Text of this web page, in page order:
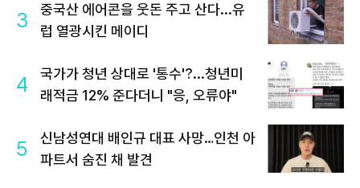
3
중국산 에어콘을 웃돈 주고 산다...유
럽 열광시킨 메이디
4
국가가 청년 상대로 '통수'?...청년미
래적금 12% 준다더니 "응, 오류야"
5
신남성연대 배인규 대표 사망…인천 아
파트서 숨진 채 발견